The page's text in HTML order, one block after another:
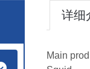
详细
Main